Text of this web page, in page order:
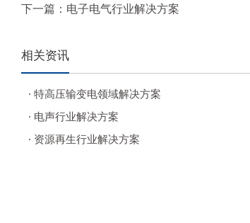
下一篇： 电子电气行业解决方案
相关资讯
· 特高压输变电领域解决方案
· 电声行业解决方案
· 资源再生行业解决方案